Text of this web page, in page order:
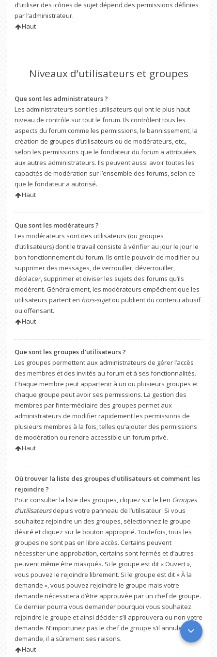
d’utiliser des icônes de sujet dépend des permissions définies
par l’administrateur.
Haut
Niveaux d’utilisateurs et groupes
Que sont les administrateurs ?
Les administrateurs sont les utilisateurs qui ont le plus haut
niveau de contrôle sur tout le forum. Ils contrôlent tous les
aspects du forum comme les permissions, le bannissement, la
création de groupes d’utilisateurs ou de modérateurs, etc.,
selon les permissions que le fondateur du forum a attribuées
aux autres administrateurs. Ils peuvent aussi avoir toutes les
capacités de modération sur l’ensemble des forums, selon ce
que le fondateur a autorisé.
Haut
Que sont les modérateurs ?
Les modérateurs sont des utilisateurs (ou groupes
d’utilisateurs) dont le travail consiste à vérifier au jour le jour le
bon fonctionnement du forum. Ils ont le pouvoir de modifier ou
supprimer des messages, de verrouiller, déverrouiller,
déplacer, supprimer et diviser les sujets des forums qu’ils
modèrent. Généralement, les modérateurs empêchent que les
utilisateurs partent en hors-sujetou publient du contenu abusif
ou offensant.
Haut
Que sont les groupes d’utilisateurs ?
Les groupes permettent aux administrateurs de gérer l’accès
des membres et des invités au forum et à ses fonctionnalités.
Chaque membre peut appartenir à un ou plusieurs groupes et
chaque groupe peut avoir ses permissions. La gestion des
membres par l’intermédiaire des groupes permet aux
administrateurs de modifier rapidement les permissions de
plusieurs membres à la fois, telles qu’ajouter des permissions
de modération ou rendre accessible un forum privé.
Haut
Où trouver la liste des groupes d’utilisateurs et comment les
rejoindre ?
Pour consulter la liste des groupes, cliquez sur le lien Groupes
d’utilisateursdepuis votre panneau de l’utilisateur. Si vous
souhaitez rejoindre un des groupes, sélectionnez le groupe
désiré et cliquez sur le bouton approprié. Toutefois, tous les
groupes ne sont pas en libre accès. Certains peuvent
nécessiter une approbation, certains sont fermés et d’autres
peuvent même être masqués. Si le groupe est dit « Ouvert »,
vous pouvez le rejoindre librement. Si le groupe est dit « À la
demande », vous pouvez rejoindre le groupe mais votre
demande nécessitera d’être approuvée par un chef de groupe.
Ce dernier pourra vous demander pourquoi vous souhaitez
rejoindre le groupe et ainsi décider s’il approuvera ou non votre
demande. N’importunez pas le chef de groupe s’il annule votre
demande, il a sûrement ses raisons.
Haut